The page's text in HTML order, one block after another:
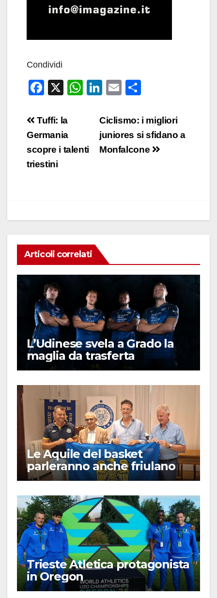
Condividi
F
c
e
b
o
X
W
A
Li
k
e
dI
E
ail n
di
vi
Navigazione
articoli
Ciclismo: i migliori
juniores si sfidano a
Monfalcone
Tuffi: la
Germania
scopre i talenti
triestini
Articoli correlati
L’Udinese svela a Grado la
maglia da trasferta
Le Aquile del basket
parleranno anche friulano
Trieste Atletica protagonista
in Oregon